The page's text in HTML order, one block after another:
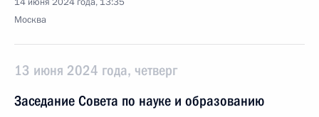
Москва
13 июня 2024 года, четверг
Заседание Совета по науке и образованию